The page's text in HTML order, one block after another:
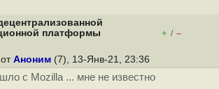
платформы
+ / –
Аноним (7), 13-Янв-21, 23:36
с Mozilla ... мне не известно